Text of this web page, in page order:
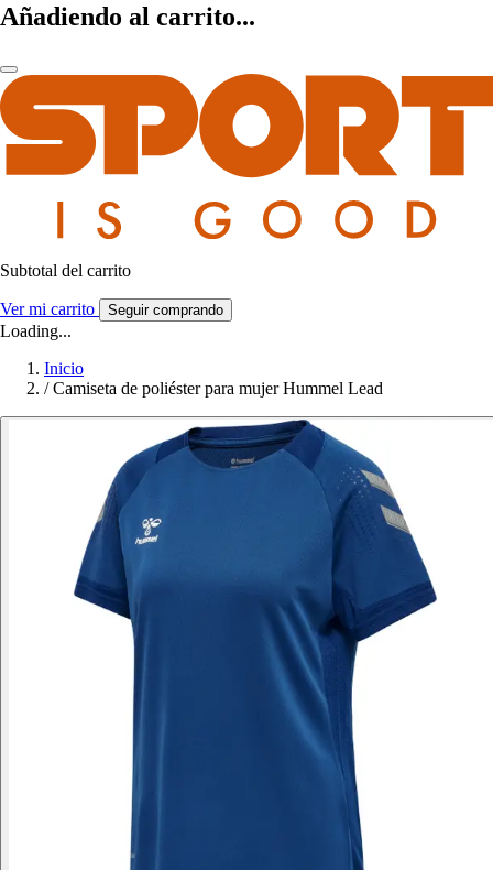
Añadiendo al carrito...
Subtotal del carrito
Ver mi carrito Seguir comprando
Loading...
Inicio
/ Camiseta de poliéster para mujer Hummel Lead